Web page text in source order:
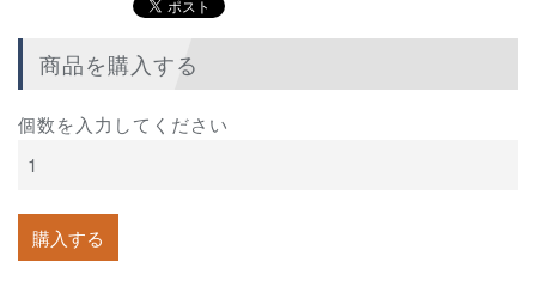
商品を購入する
個数を入力してください